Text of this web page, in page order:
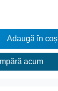
Adaugă în coș
acum